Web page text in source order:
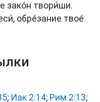
зако́н твори́ши.
обре́зание твое́
; Иак 2:14; Рим 2:13;